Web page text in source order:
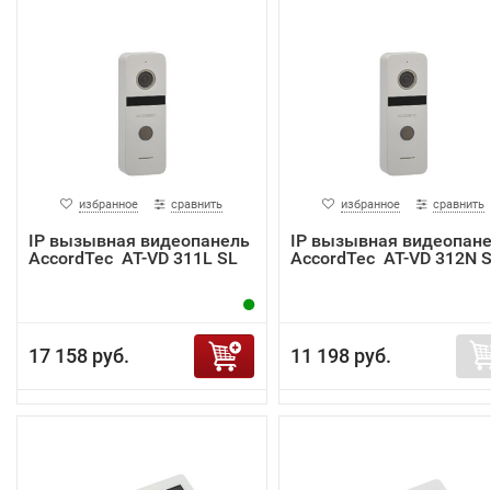
избранное сравнить
IP вызывная видеопанель
AccordTec AT-VD 311L SL
17 158 руб.
избранное сравнить
IP вызывная
AccordTec AT-VD 312N
11 198 руб.